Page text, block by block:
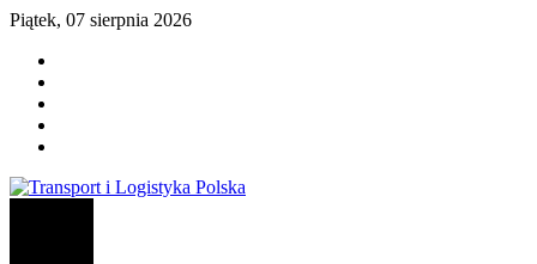
Piątek, 07 sierpnia 2026